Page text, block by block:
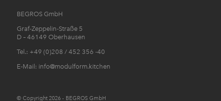
BEGROS GmbH
Graf-Zeppelin-Straße 5
D – 46149 Oberhausen
Tel.: +49 (0)208 / 452 356 -40
E-Mail: info@modulform.kitchen
© Copyright 2026 - BEGROS GmbH